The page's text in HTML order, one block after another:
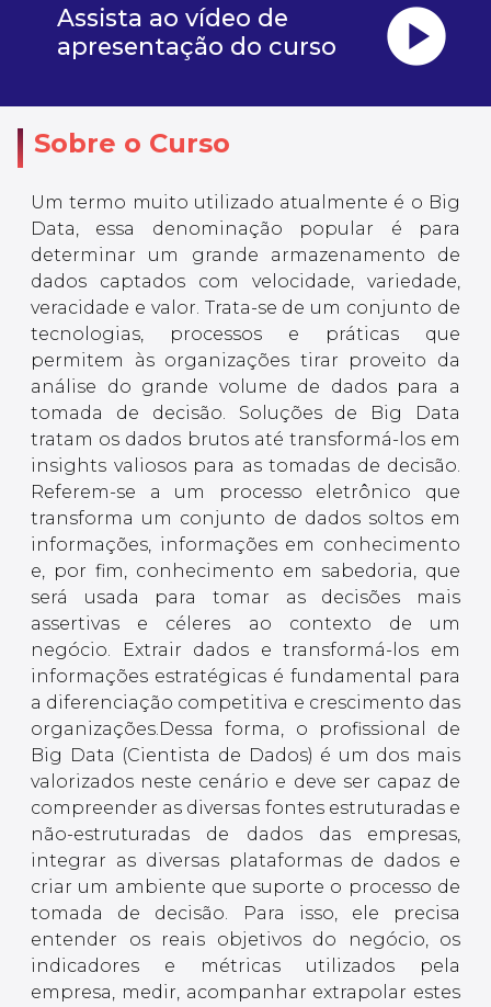
Assista ao vídeo de
apresentação do curso
play_circle
Sobre o Curso
Um termo muito utilizado atualmente é o Big
Data, essa denominação popular é para
determinar um grande armazenamento de
dados captados com velocidade, variedade,
veracidade e valor. Trata-se de um conjunto de
tecnologias, processos e práticas que
permitem às organizações tirar proveito da
análise do grande volume de dados para a
tomada de decisão. Soluções de Big Data
tratam os dados brutos até transformá-los em
insights valiosos para as tomadas de decisão.
Referem-se a um processo eletrônico que
transforma um conjunto de dados soltos em
informações, informações em conhecimento
e, por fim, conhecimento em sabedoria, que
será usada para tomar as decisões mais
assertivas e céleres ao contexto de um
negócio. Extrair dados e transformá-los em
informações estratégicas é fundamental para
a diferenciação competitiva e crescimento das
organizações.Dessa forma, o profissional de
Big Data (Cientista de Dados) é um dos mais
valorizados neste cenário e deve ser capaz de
compreender as diversas fontes estruturadas e
não-estruturadas de dados das empresas,
integrar as diversas plataformas de dados e
criar um ambiente que suporte o processo de
tomada de decisão. Para isso, ele precisa
entender os reais objetivos do negócio, os
indicadores e métricas utilizados pela
empresa, medir, acompanhar extrapolar estes